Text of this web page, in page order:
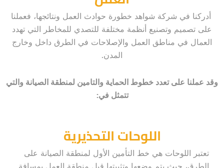
أدركنا في شركة شواهد خطورة حوادث العمل ونتائجها، فعملنا
على تصميم وتصنيع أنظمة مختلفة للتصدي للمخاطر التي تهدد
العمال في مناطق العمل والإصلاحات في الطرق داخل وخارج
المدن.
وقد عملنا على تعدد خطوط الحماية والتامين لمنطقة الصيانة والتي
تتمثل في:
اللوحات التحذيرية
تعتبر اللوحات هي خط التأمين الأول لمنطقة الصيانة على
الطرق، حيث يتم وضعها وتثبيتها قبل منطقة العمل بمسافة